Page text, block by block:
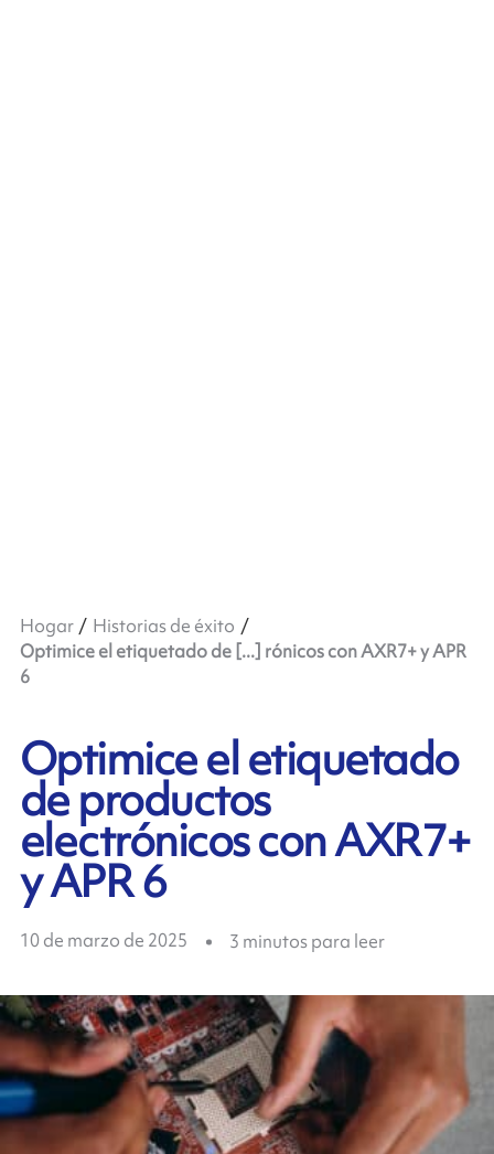
Hogar
Historias de éxito
Optimice el etiquetado de [...] rónicos con AXR7+ y APR
6
Optimice el etiquetado
de productos
electrónicos con AXR7+
y APR 6
10 de marzo de 2025 3 minutos para leer